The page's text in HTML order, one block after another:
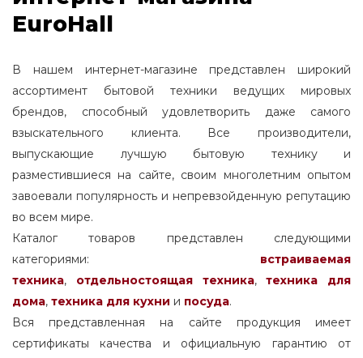
EuroHall
В нашем интернет-магазине представлен широкий
ассортимент бытовой техники ведущих мировых
брендов, способный удовлетворить даже самого
взыскательного клиента. Все производители,
выпускающие лучшую бытовую технику и
разместившиеся на сайте, своим многолетним опытом
завоевали популярность и непревзойденную репутацию
во всем мире.
Каталог товаров представлен следующими
категориями: встраиваемая
техника, отдельностоящаятехника,
техника для
дома, техника для кухни и посуда.
Вся представленная на сайте продукция имеет
сертификаты качества и официальную гарантию от